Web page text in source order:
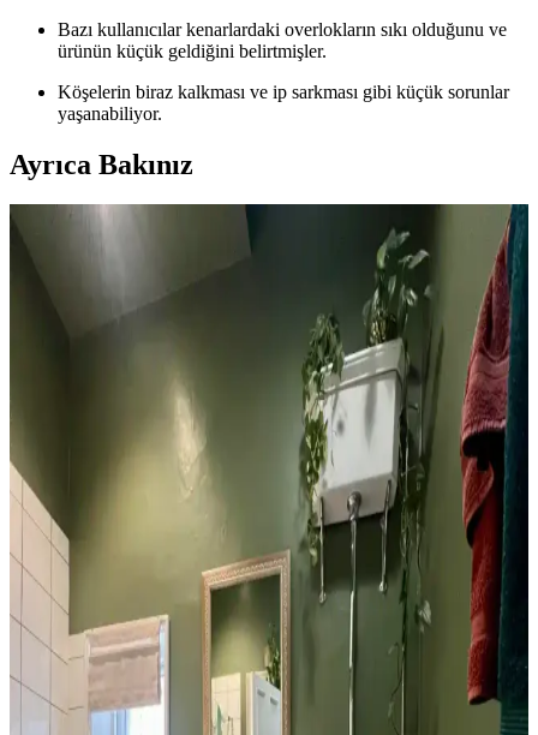
Bazı kullanıcılar kenarlardaki overlokların sıkı olduğunu ve
ürünün küçük geldiğini belirtmişler.
Köşelerin biraz kalkması ve ip sarkması gibi küçük sorunlar
yaşanabiliyor.
Ayrıca Bakınız
1960'lar Banyosunu Modernize Etmek İçin Renk,
1960'lar banyolarını modernleştirmek için renk dengesi,
mikroçimento duvarlar, şeffaf duş perdeleri ve pirinç donanımlar
kullanılarak ferah ve estetik bir ortam yaratılabilir.
1970'ler Banyosunu 1000 Dolar Altında Yenilemek
İçin Yüksek Getirili Güncellemeler
1970'lerden kalma banyoları 1000 dolar altı bütçeyle yenilemek için
duvar boyası, aydınlatma, ayna ve fayans boyama gibi düşük
maliyetli ama etkili yöntemler sunuluyor. Retro estetik korunuyor.
Tuvaletin Üstü İçin Fonksiyonel ve Estetik
Dekorasyon ve Depolama Çözümleri
Tuvaletin üst kısmı, depolama dolapları, raflar, sanat eserleri ve
uygun aydınlatma ile hem fonksiyonel hem de estetik hale
getirilebilir. Doğru malzeme ve renk seçimi mekanın atmosferini
dengeler.